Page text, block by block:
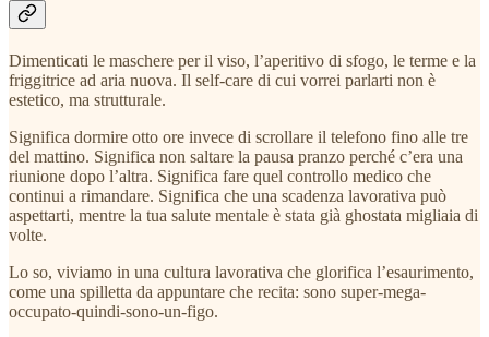
Dimenticati le maschere per il viso, l’aperitivo di sfogo, le terme e la
friggitrice ad aria nuova. Il self-care di cui vorrei parlarti non è
estetico, ma strutturale.
Significa dormire otto ore invece di scrollare il telefono fino alle tre
del mattino. Significa non saltare la pausa pranzo perché c’era una
riunione dopo l’altra. Significa fare quel controllo medico che
continui a rimandare. Significa che una scadenza lavorativa può
aspettarti, mentre la tua salute mentale è stata già ghostata migliaia di
volte.
Lo so, viviamo in una cultura lavorativa che glorifica l’esaurimento,
come una spilletta da appuntare che recita: sono super-mega-
occupato-quindi-sono-un-figo.